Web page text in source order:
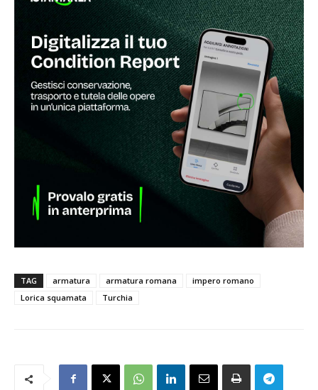
TAG armatura armatura romana
impero romano
Lorica squamata
Turchia